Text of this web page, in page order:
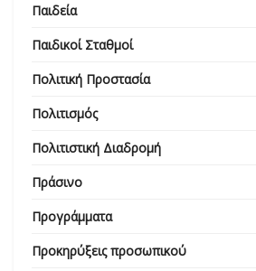
Παιδεία
Παιδικοί Σταθμοί
Πολιτική Προστασία
Πολιτισμός
Πολιτιστική Διαδρομή
Πράσινο
Προγράμματα
Προκηρύξεις προσωπικού